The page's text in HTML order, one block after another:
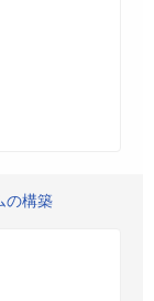
の構築